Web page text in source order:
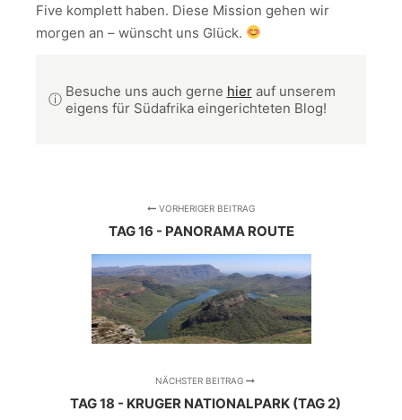
Five komplett haben. Diese Mission gehen wir
morgen an – wünscht uns Glück.
ⓘ Besuche uns auch gerne hierauf unserem
eigens für Südafrika eingerichteten Blog!
VORHERIGER BEITRAG
TAG 16 - PANORAMA ROUTE
NÄCHSTER BEITRAG
TAG 18 - KRUGER NATIONALPARK (TAG 2)